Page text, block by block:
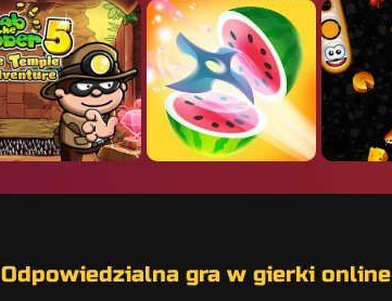
Odpowiedzialna gra w gierki online